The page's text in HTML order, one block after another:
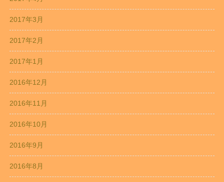
2017年3月
2017年2月
2017年1月
2016年12月
2016年11月
2016年10月
2016年9月
2016年8月